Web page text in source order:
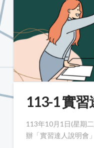
113-1 實
113年10月1日(星期
辦「實習達人說明會